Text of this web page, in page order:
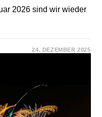
2026 sind wir wieder
24. DEZEMBER 2025